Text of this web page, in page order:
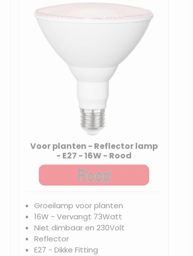
Voor planten - Reflector lamp
- E27 - 16W - Rood
Groeilamp voor planten
16W - Vervangt 73Watt
Niet dimbaar en 230Volt
Reflector
E27 - Dikke Fitting